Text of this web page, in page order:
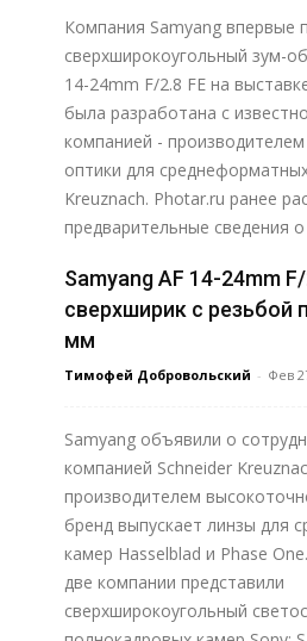
Компания Samyang впервые
сверхширокоугольный зум-
14-24mm F/2.8 FE на
была разработана с
компанией -
оптики для
Kreuznach. Photar.ru ранее
предварительные сведения о
Узнать больше
Samyang AF 14-24mm
сверхширик с резьбой
мм
Тимофей Добровольский - Фев
Samyang объявили о
компанией Schneider
производителем
бренд выпускает линзы для
камер Hasselblad и Phase
две компании представили
сверхширокоугольный